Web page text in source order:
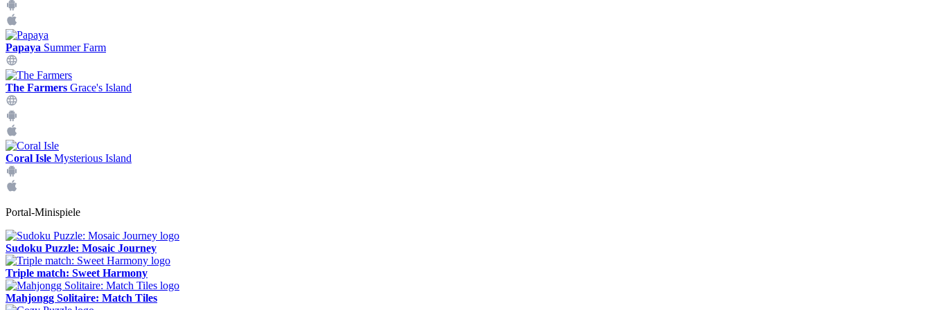
Papaya Summer Farm
The Farmers Grace's Island
Coral Isle Mysterious Island
Portal-Minispiele
Sudoku Puzzle: Mosaic Journey
Triple match: Sweet Harmony
Mahjongg Solitaire: Match Tiles